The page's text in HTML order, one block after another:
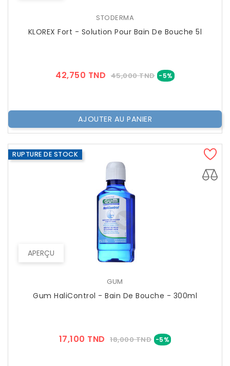
STODERMA
KLOREX Fort - Solution Pour Bain De Bouche 5l
42,750 TND Prix
45,000 TND -5% Prix
AJOUTER AU PANIER
APERÇU
RUPTURE DE STOCK
GUM
Gum HaliControl - Bain De Bouche - 300ml
17,100 TND Prix
18,000 TND -5%Prix